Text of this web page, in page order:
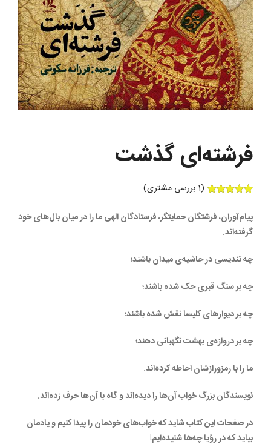
فرشته‌ای گذشت
در
امتیازدهی
مشتری
(
1 بررسی مشتری)
پیام‌آوران، فرشتگان حمایتگر، فرستادگان الهی ما را در میان بال‌های خود
گرفته‌اند.
چه تندیسی در حاشیه‌ی میدان باشند؛
چه بر سنگ قبری حک شده باشند؛
چه بر دیوارهای کلیسا نقش شده باشند؛
چه بر دروازه‌ی بهشت نگهبانی دهند؛
ما را با رمزورازشان احاطه کرده‌اند.
نویسندگان بزرگ خواب آن‌ها را دیده‌اند و گاه با آن‌ها حرف زده‌اند.
در صفحات این کتاب شاید که خواب‌های خودمان را پیدا کنیم و یادمان
بیاید که در رؤیا چه‌ها شنیده‌ایم!